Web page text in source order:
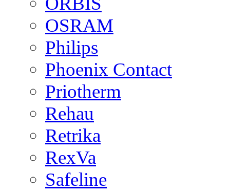
OSRAM
Philips
Phoenix Contact
Priotherm
Rehau
Retrika
RexVa
Safeline